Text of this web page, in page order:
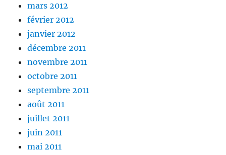
mars 2012
février 2012
janvier 2012
décembre 2011
novembre 2011
octobre 2011
septembre 2011
août 2011
juillet 2011
juin 2011
mai 2011